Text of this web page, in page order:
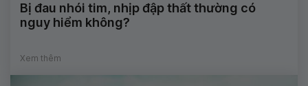
Bị đau nhói tim, nhịp đập thất thường có
nguy hiểm không?
Xem thêm